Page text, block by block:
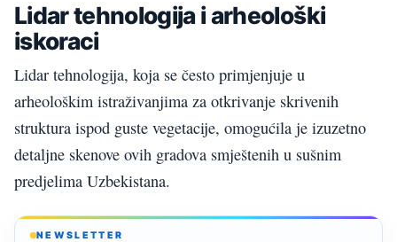
Lidar tehnologija i arheološki
iskoraci
Lidar tehnologija, koja se često primjenjuje u
arheološkim istraživanjima za otkrivanje skrivenih
struktura ispod guste vegetacije, omogućila je izuzetno
detaljne skenove ovih gradova smještenih u sušnim
predjelima Uzbekistana.
NEWSLETTER